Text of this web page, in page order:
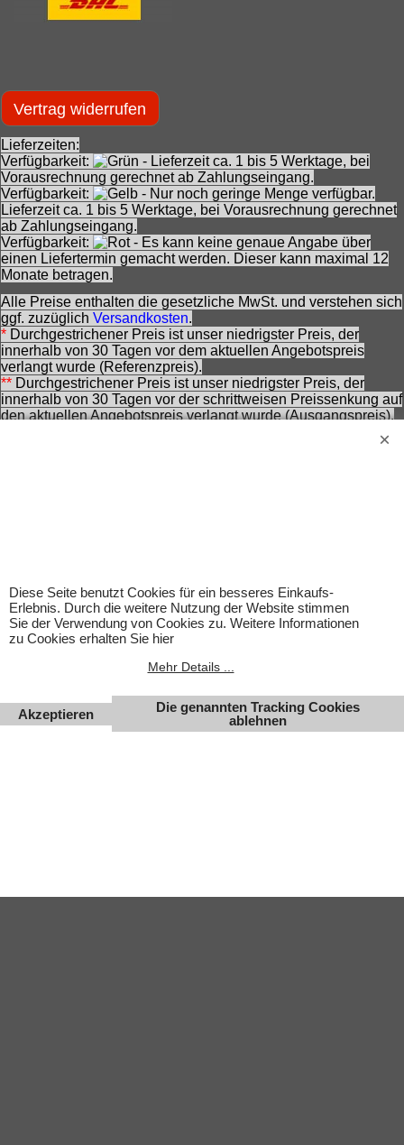
Vertrag widerrufen
Lieferzeiten:
Verfügbarkeit:
- Lieferzeit ca. 1 bis 5 Werktage, bei
Vorausrechnung gerechnet ab Zahlungseingang.
Verfügbarkeit:
- Nur noch geringe Menge verfügbar.
Lieferzeit ca. 1 bis 5 Werktage, bei Vorausrechnung gerechnet
ab Zahlungseingang.
Verfügbarkeit:
- Es kann keine genaue Angabe über
einen Liefertermin gemacht werden. Dieser kann maximal 12
Monate betragen.
Alle Preise enthalten die gesetzliche MwSt. und verstehen sich
ggf. zuzüglich Versandkosten.
* Durchgestrichener Preis ist unser niedrigster Preis, der
innerhalb von 30 Tagen vor dem aktuellen Angebotspreis
verlangt wurde (Referenzpreis).
** Durchgestrichener Preis ist unser niedrigster Preis, der
innerhalb von 30 Tagen vor der schrittweisen Preissenkung auf
den aktuellen Angebotspreis verlangt wurde (Ausgangspreis).
Preisempfehlung des Herstellers zzt. der Angebotserstellung.
Zubehör gehört nicht zum Lieferumfang. Eingetragene
Warenzeichen und Logos sind Eigentum des jeweiligen
Inhabers.
Änderungen, Irrtümer und Zwischenverkauf vorbehalten.
Diese Seite benutzt Cookies für ein besseres Einkaufs-
Erlebnis. Durch die weitere Nutzung der Website stimmen
Sie der Verwendung von Cookies zu. Weitere Informationen
zu Cookies erhalten Sie hier
Mehr Details ...
Akzeptieren
Die genannten Tracking Cookies
ablehnen